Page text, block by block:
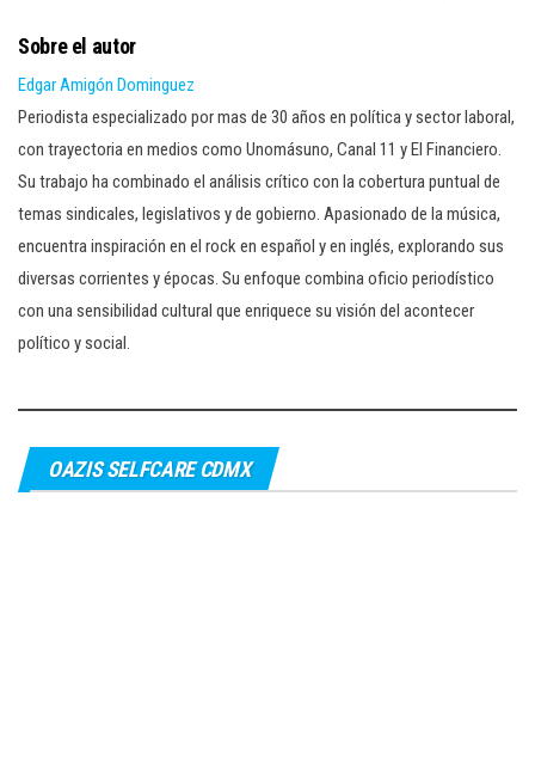
Sobre el autor
Edgar Amigón Dominguez
Periodista especializado por mas de 30 años en política y sector laboral,
con trayectoria en medios como Unomásuno, Canal 11 y El Financiero.
Su trabajo ha combinado el análisis crítico con la cobertura puntual de
temas sindicales, legislativos y de gobierno. Apasionado de la música,
encuentra inspiración en el rock en español y en inglés, explorando sus
diversas corrientes y épocas. Su enfoque combina oficio periodístico
con una sensibilidad cultural que enriquece su visión del acontecer
político y social.
OAZIS SELFCARE CDMX